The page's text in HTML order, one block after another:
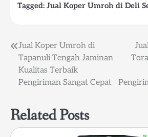
Tagged: Jual Koper Umroh di Deli
Post
navigation
Jual Koper Umroh di
Tapanuli Tengah Jaminan
Kualitas Terbaik
Pengiriman Sangat Cepat
Related Posts